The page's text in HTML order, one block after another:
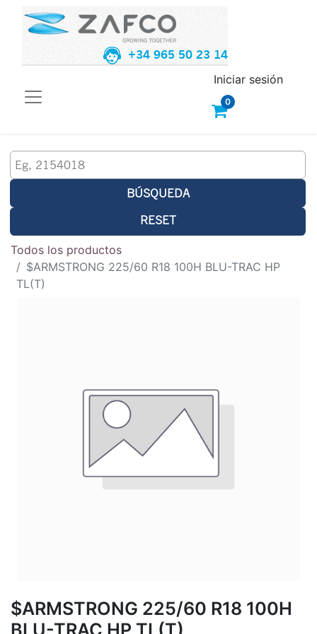
+34 965 50 23 14
0
Iniciar sesión
BÚSQUEDA
RESET
Todos los productos
$ARMSTRONG 225/60 R18 100H BLU-TRAC HP
TL(T)
$ARMSTRONG 225/60 R18 100H
BLU-TRAC HP TL(T)